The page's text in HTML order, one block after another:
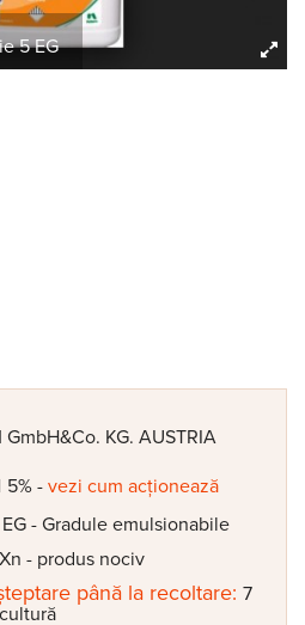
5 EG
GmbH&Co. KG. AUSTRIA
5% - vezi cum acționează
EG - Gradule emulsionabile
Xn - produs nociv
până la recoltare: 7